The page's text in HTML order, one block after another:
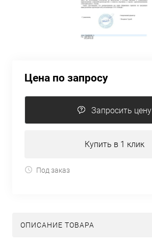
Цена по запросу
Запросить цену
Купить в 1 клик
Под заказ
ОПИСАНИЕ ТОВАРА